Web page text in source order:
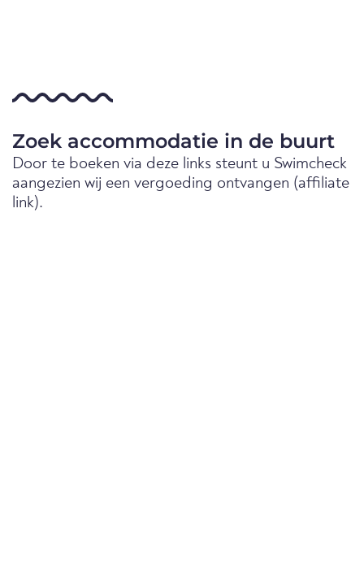
Zoek accommodatie in de buurt
Door te boeken via deze links steunt u Swimcheck
aangezien wij een vergoeding ontvangen (affiliate
link).